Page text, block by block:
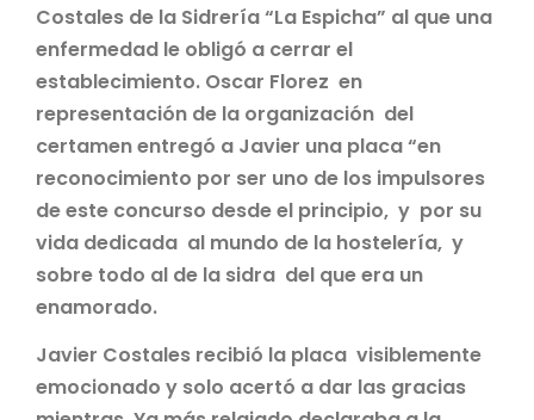
Costales de la Sidrería “La Espicha” al que una
enfermedad le obligó a cerrar el
establecimiento. Oscar Florez en
representación de la organización del
certamen entregó a Javier una placa “en
reconocimiento por ser uno de los impulsores
de este concurso desde el principio, y por su
vida dedicada al mundo de la hostelería, y
sobre todo al de la sidra del que era un
enamorado.
Javier Costales recibió la placa visiblemente
emocionado y solo acertó a dar las gracias